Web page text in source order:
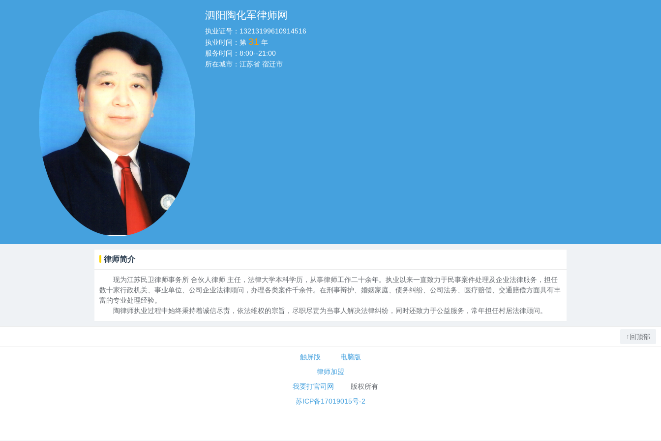
泗阳陶化军律师网
执业证号： 13213199610914516
执业时间：第31 年
服务时间：8:00--21:00
所在城市：江苏省 宿迁市
律师简介
现为江苏民卫律师事务所 合伙人律师 主任，法律大学本科学历，从事律师工作二十余年。执业以来一直致力于民事案件处理及企业法律服务，担任
数十家行政机关、事业单位、公司企业法律顾问，办理各类案件千余件。在刑事辩护、婚姻家庭、债务纠纷、公司法务、医疗赔偿、交通赔偿方面具有丰
富的专业处理经验。
陶律师执业过程中始终秉持着诚信尽责，依法维权的宗旨，尽职尽责为当事人解决法律纠纷，同时还致力于公益服务，常年担任村居法律顾问。
↑回顶部
触屏版
电脑版
律师加盟
我要打官司网
版权所有
苏ICP备17019015号-2